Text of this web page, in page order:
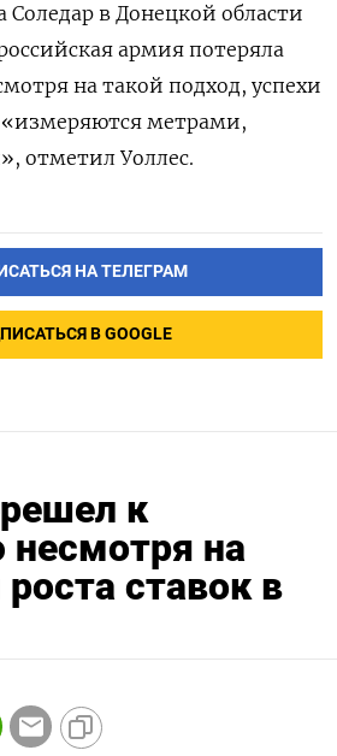
Соледар в Донецкой области
армия потеряла
на такой подход, успехи
«измеряются метрами,
отметил Уоллес.
НА ТЕЛЕГРАМ
В GOOGLE
к
на
ставок в